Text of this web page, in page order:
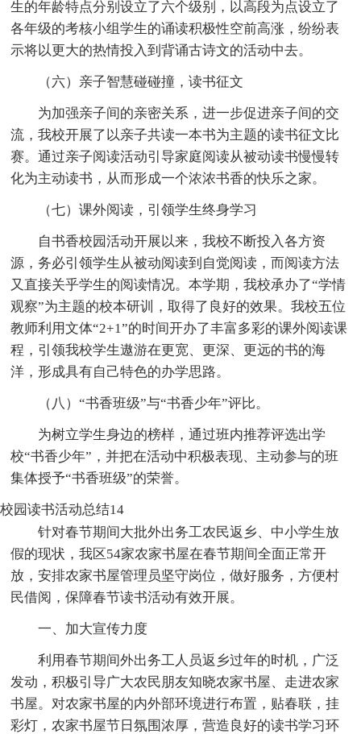
生的年龄特点分别设立了六个级别，以高段为点设立了
各年级的考核小组学生的诵读积极性空前高涨，纷纷表
示将以更大的热情投入到背诵古诗文的活动中去。
（六）亲子智慧碰碰撞，读书征文
为加强亲子间的亲密关系，进一步促进亲子间的交
流，我校开展了以亲子共读一本书为主题的读书征文比
赛。通过亲子阅读活动引导家庭阅读从被动读书慢慢转
化为主动读书，从而形成一个浓浓书香的快乐之家。
（七）课外阅读，引领学生终身学习
自书香校园活动开展以来，我校不断投入各方资
源，务必引领学生从被动阅读到自觉阅读，而阅读方法
又直接关乎学生的阅读情况。本学期，我校承办了“学情
观察”为主题的校本研训，取得了良好的效果。我校五位
教师利用文体“2+1”的时间开办了丰富多彩的课外阅读课
程，引领我校学生遨游在更宽、更深、更远的书的海
洋，形成具有自己特色的办学思路。
（八）“书香班级”与“书香少年”评比。
为树立学生身边的榜样，通过班内推荐评选出学
校“书香少年”，并把在活动中积极表现、主动参与的班
集体授予“书香班级”的荣誉。
校园读书活动总结14
针对春节期间大批外出务工农民返乡、中小学生放
假的现状，我区54家农家书屋在春节期间全面正常开
放，安排农家书屋管理员坚守岗位，做好服务，方便村
民借阅，保障春节读书活动有效开展。
一、加大宣传力度
利用春节期间外出务工人员返乡过年的时机，广泛
发动，积极引导广大农民朋友知晓农家书屋、走进农家
书屋。对农家书屋的内外部环境进行布置，贴春联，挂
彩灯，农家书屋节日氛围浓厚，营造良好的读书学习环